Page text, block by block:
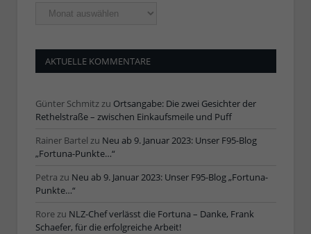
Ältere
Artikel
AKTUELLE KOMMENTARE
Günter Schmitzzu Ortsangabe: Die zwei Gesichter der
Rethelstraße – zwischen Einkaufsmeile und Puff
Rainer Bartel zu Neu ab 9. Januar 2023: Unser F95-Blog
„Fortuna-Punkte…“
Petra zu Neu ab 9. Januar 2023: Unser F95-Blog „Fortuna-
Punkte…“
Rorezu NLZ-Chef verlässt die Fortuna – Danke, Frank
Schaefer, für die erfolgreiche Arbeit!